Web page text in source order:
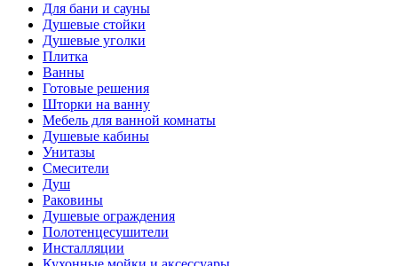
Для бани и сауны
Душевые стойки
Душевые уголки
Плитка
Ванны
Готовые решения
Шторки на ванну
Мебель для ванной комнаты
Душевые кабины
Унитазы
Смесители
Душ
Раковины
Душевые ограждения
Полотенцесушители
Инсталляции